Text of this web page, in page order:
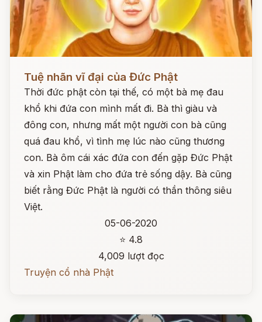
Tuệ nhãn vĩ đại của Đức Phật
Thời đức phật còn tại thế, có một bà mẹ đau
khổ khi đứa con mình mất đi. Bà thì giàu và
đông con, nhưng mất một người con bà cũng
quá đau khổ, vì tình mẹ lúc nào cũng thương
con. Bà ôm cái xác đứa con đến gặp Đức Phật
và xin Phật làm cho đứa trẻ sống dậy. Bà cũng
biết rằng Đức Phật là người có thần thông siêu
Việt.
05-06-2020
⭐ 4.8
4,009 lượt đọc
Truyện cổ nhà Phật